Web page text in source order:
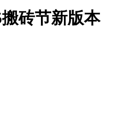
砖节新版本